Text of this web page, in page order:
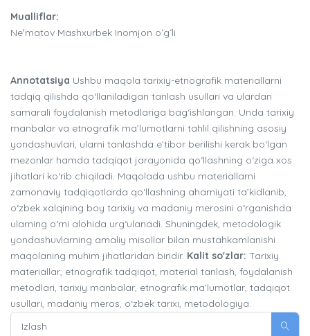
Mualliflar:
Neʼmatov Mashxurbek Inomjon oʻgʻli
Annotatsiya Ushbu maqola tarixiy-etnografik materiallarni
tadqiq qilishda qo‘llaniladigan tanlash usullari va ulardan
samarali foydalanish metodlariga bag‘ishlangan. Unda tarixiy
manbalar va etnografik ma’lumotlarni tahlil qilishning asosiy
yondashuvlari, ularni tanlashda e’tibor berilishi kerak bo‘lgan
mezonlar hamda tadqiqot jarayonida qo‘llashning o‘ziga xos
jihatlari ko‘rib chiqiladi. Maqolada ushbu materiallarni
zamonaviy tadqiqotlarda qo‘llashning ahamiyati ta’kidlanib,
o‘zbek xalqining boy tarixiy va madaniy merosini o‘rganishda
ularning o‘rni alohida urg‘ulanadi. Shuningdek, metodologik
yondashuvlarning amaliy misollar bilan mustahkamlanishi
maqolaning muhim jihatlaridan biridir. Kalit so'zlar: Tarixiy
materiallar, etnografik tadqiqot, material tanlash, foydalanish
metodlari, tarixiy manbalar, etnografik ma’lumotlar, tadqiqot
usullari, madaniy meros, o‘zbek tarixi, metodologiya.